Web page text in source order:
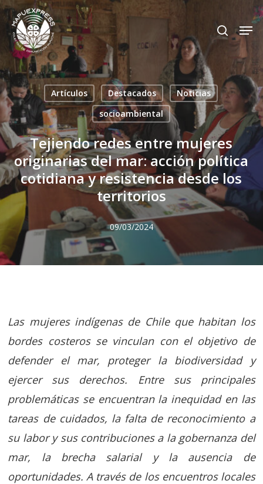
Skip
main
content
search
Artículos Destacados
Noticias
socioambiental
Tejiendo redes entre mujeres
originarias del mar: acción política
cotidiana y resistencia desde los
territorios
09/03/2024
Las mujeres indígenas de Chile que habitan los
bordes costeros se vinculan con el objetivo de
defender el mar, proteger la biodiversidad y
ejercer sus derechos. Entre sus principales
problemáticas se encuentran la inequidad en las
tareas de cuidados, la falta de reconocimiento a
su labor y sus contribuciones a la gobernanza del
mar, la brecha salarial y la ausencia de
oportunidades. A través de los encuentros locales
Close
Menu